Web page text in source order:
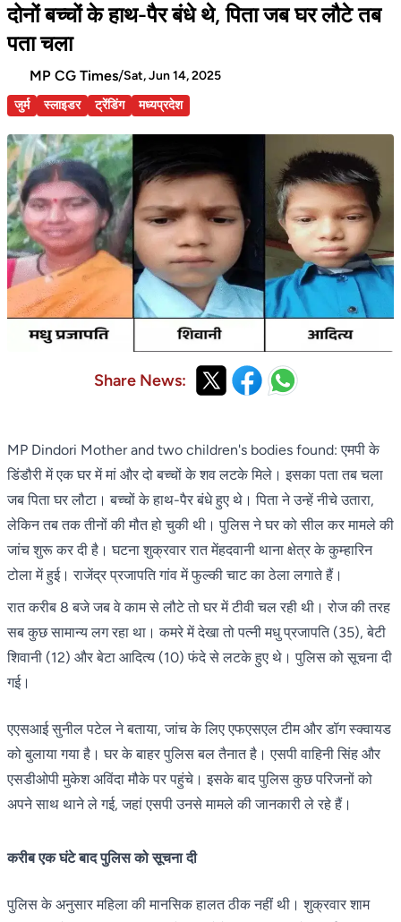
दोनों बच्चों के हाथ-पैर बंधे थे, पिता जब घर लौटे तब
पता चला
MP CG Times/Sat, Jun 14, 2025
जुर्म
स्लाइडर ट्रेंडिंग मध्यप्रदेश
Share News:
MP Dindori Mother and two children's bodies found: एमपी के
डिंडौरी में एक घर में मां और दो बच्चों के शव लटके मिले। इसका पता तब चला
जब पिता घर लौटा। बच्चों के हाथ-पैर बंधे हुए थे। पिता ने उन्हें नीचे उतारा,
लेकिन तब तक तीनों की मौत हो चुकी थी। पुलिस ने घर को सील कर मामले की
जांच शुरू कर दी है। घटना शुक्रवार रात मेंहदवानी थाना क्षेत्र के कुम्हारिन
टोला में हुई। राजेंद्र प्रजापति गांव में फुल्की चाट का ठेला लगाते हैं।
रात करीब 8 बजे जब वे काम से लौटे तो घर में टीवी चल रही थी। रोज की तरह
सब कुछ सामान्य लग रहा था। कमरे में देखा तो पत्नी मधु प्रजापति (35), बेटी
शिवानी (12) और बेटा आदित्य (10) फंदे से लटके हुए थे। पुलिस को सूचना दी
गई।
एएसआई सुनील पटेल ने बताया, जांच के लिए एफएसएल टीम और डॉग स्क्वायड
को बुलाया गया है। घर के बाहर पुलिस बल तैनात है। एसपी वाहिनी सिंह और
एसडीओपी मुकेश अविंदा मौके पर पहुंचे। इसके बाद पुलिस कुछ परिजनों को
अपने साथ थाने ले गई, जहां एसपी उनसे मामले की जानकारी ले रहे हैं।
करीब एक घंटे बाद पुलिस को सूचना दी
पुलिस के अनुसार महिला की मानसिक हालत ठीक नहीं थी। शुक्रवार शाम